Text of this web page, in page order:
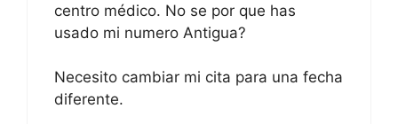
centro médico. No se por que has
usado mi numero Antigua?
Necesito cambiar mi cita para una fecha
diferente.